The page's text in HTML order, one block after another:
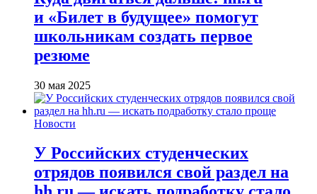
и «Билет в будущее» помогут
школьникам создать первое
резюме
30 мая 2025
Новости
У Российских студенческих
отрядов появился свой раздел на